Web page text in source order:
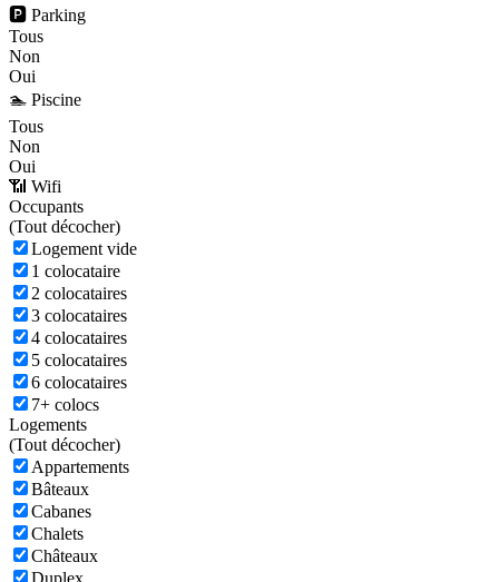
🅿️ Parking
Tous
Non
Oui
🏊 Piscine
Tous
Non
Oui
📶 Wifi
Occupants
(Tout décocher)
Logement vide
1 colocataire
2 colocataires
3 colocataires
4 colocataires
5 colocataires
6 colocataires
7+ colocs
Logements
(Tout décocher)
Appartements
Bâteaux
Cabanes
Chalets
Châteaux
Duplex